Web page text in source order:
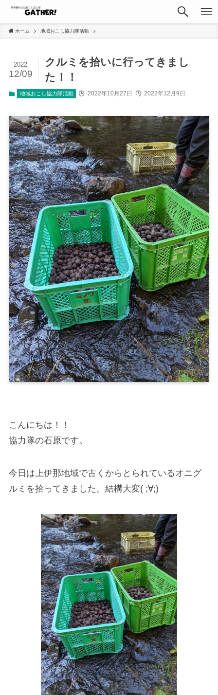
ホーム 地域おこし協力隊活動
クルミを拾いに行ってきまし
た！！
2022
12/09
地域おこし協力隊活動 2022年10月27日 2022年12月9日
こんにちは！！
協力隊の石原です。
今日は上伊那地域で古くからとられているオニグ
ルミを拾ってきました。結構大変( ;∀;)